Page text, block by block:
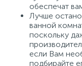
обеспечат
Лучше
ванной
поскольку
если Вам
подбирайте